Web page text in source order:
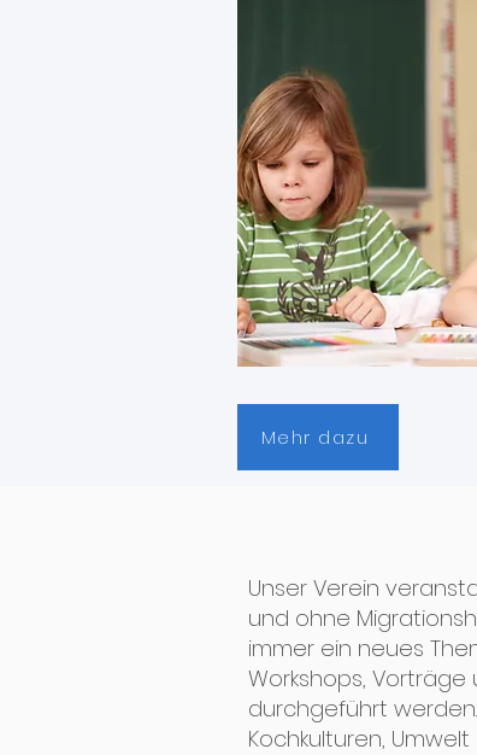
Mehr dazu
Unser Verein
und ohne
immer ein neues
Workshops,
durchgeführt
Kochkulturen, Umwelt